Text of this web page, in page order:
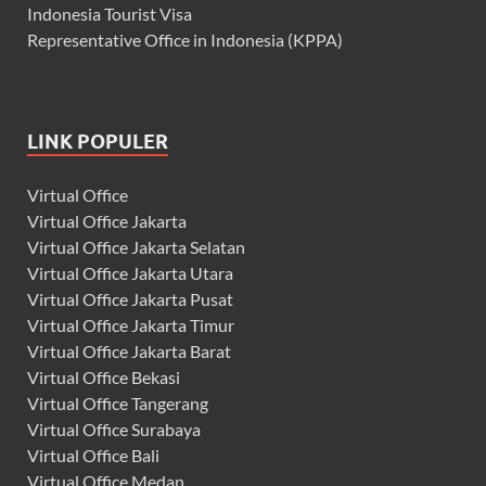
Indonesia Tourist Visa
Representative Office in Indonesia (KPPA)
LINK POPULER
Virtual Office
Virtual Office Jakarta
Virtual Office Jakarta Selatan
Virtual Office Jakarta Utara
Virtual Office Jakarta Pusat
Virtual Office Jakarta Timur
Virtual Office Jakarta Barat
Virtual Office Bekasi
Virtual Office Tangerang
Virtual Office Surabaya
Virtual Office Bali
Virtual Office Medan